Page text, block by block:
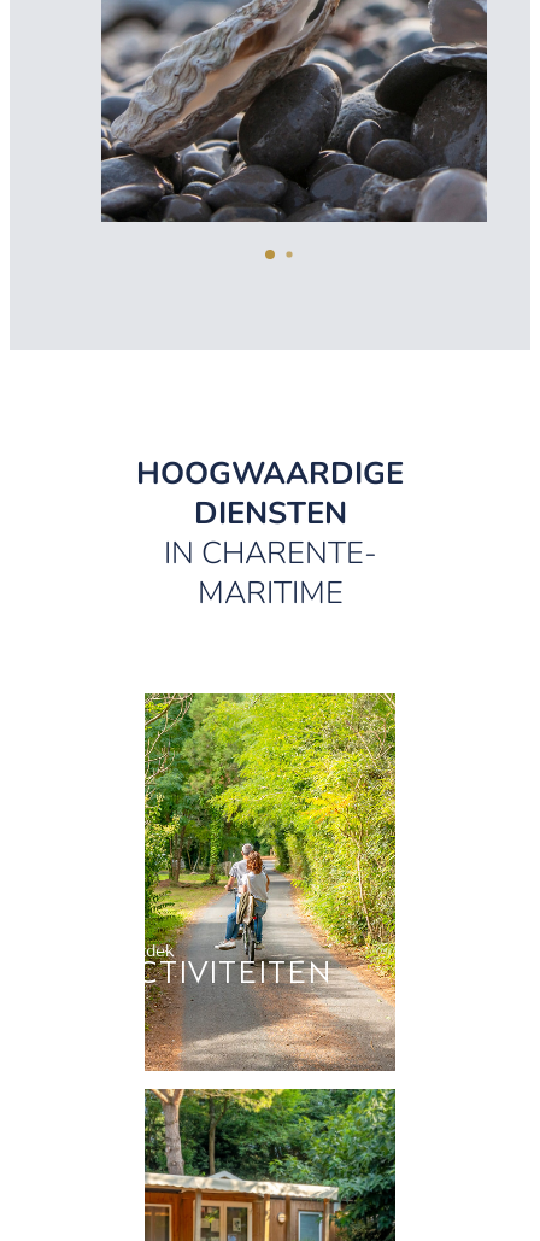
HOOGWAARDIGE
DIENSTEN
IN CHARENTE-
MARITIME
Ontdek
ACTIVITEITEN